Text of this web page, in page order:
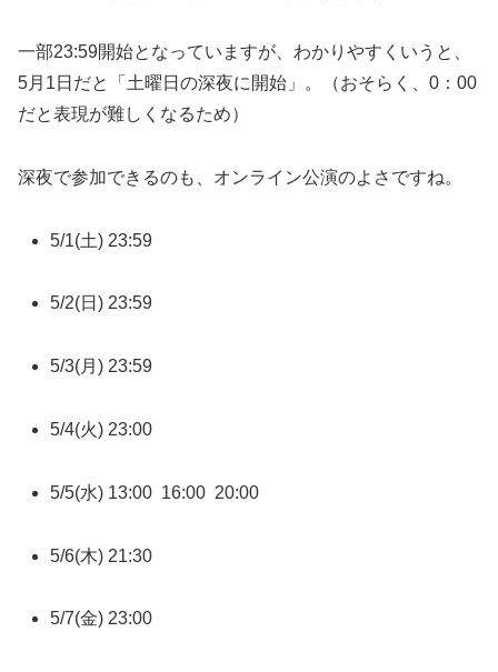
一部23:59開始となっていますが、わかりやすくいうと、
5月1日だと「土曜日の深夜に開始」。（おそらく、0：00
だと表現が難しくなるため）
深夜で参加できるのも、オンライン公演のよさですね。
5/1(土) 23:59
5/2(日) 23:59
5/3(月) 23:59
5/4(火) 23:00
5/5(水) 13:00 16:00 20:00
5/6(木) 21:30
5/7(金) 23:00